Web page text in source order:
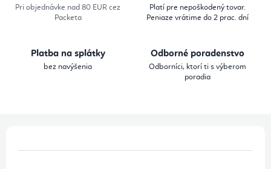
Pri objednávke nad 80 EUR cez
Packeta
Platí pre nepoškodený tovar.
Peniaze vrátime do 2 prac. dní
Platba na splátky
bez navýšenia
Odborné poradenstvo
Odborníci, ktorí ti s výberom
poradia